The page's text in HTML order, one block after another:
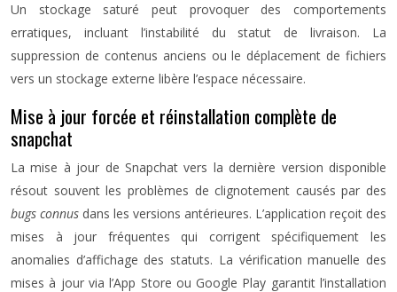
Un stockage saturé peut provoquer des comportements
erratiques, incluant l’instabilité du statut de livraison. La
suppression de contenus anciens ou le déplacement de fichiers
vers un stockage externe libère l’espace nécessaire.
Mise à jour forcée et réinstallation complète de
snapchat
La mise à jour de Snapchat vers la dernière version disponible
résout souvent les problèmes de clignotement causés par des
bugs connus dans les versions antérieures. L’application reçoit des
mises à jour fréquentes qui corrigent spécifiquement les
anomalies d’affichage des statuts. La vérification manuelle des
mises à jour via l’App Store ou Google Play garantit l’installation